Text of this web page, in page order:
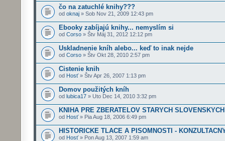
čo na zatuchlé knihy???
od oknaj » Sob Nov 21, 2009 12:43 pm
Ebooky zabíjajú knihy... nemyslím si
od Corso » Štv Máj 31, 2012 12:12 pm
Uskladnenie kníh alebo... keď to inak nejde
od Corso » Štv Okt 28, 2010 2:57 pm
Cistenie knih
od Hosť» Štv Apr 26, 2007 1:13 pm
Domov použitých kníh
od lubica17 » Uto Dec 14, 2010 3:32 pm
KNIHA PRE ZBERATELOV STARYCH
od Hosť» Pia Aug 18, 2006 6:49 pm
HISTORICKE TLACE A PISOMNOSTI -
od Hosť» Pon Aug 13, 2007 1:59 am